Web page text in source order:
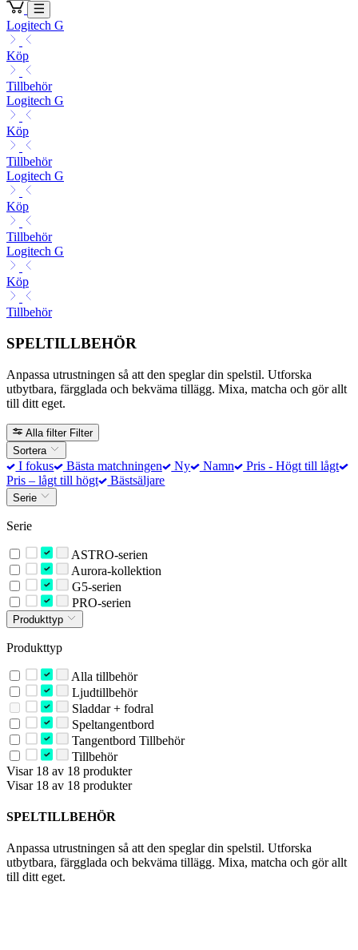
Logitech G
Köp
Tillbehör
Logitech G
Köp
Tillbehör
Logitech G
Köp
Tillbehör
Logitech G
Köp
Tillbehör
SPELTILLBEHÖR
Anpassa utrustningen så att den speglar din spelstil. Utforska
utbytbara, färgglada och bekväma tillägg. Mixa, matcha och gör allt
till ditt eget.
Alla filter Filter
Sortera
I fokus Bästa matchningen Ny Namn
Pris - Högt till lågt
Pris – lågt till högt
Bästsäljare
Serie
Serie
ASTRO-serien
Aurora-kollektion
G5-serien
PRO-serien
Produkttyp
Produkttyp
Alla tillbehör
Ljudtillbehör
Sladdar + fodral
Speltangentbord
Tangentbord Tillbehör
Tillbehör
Visar 18 av 18 produkter
Visar 18 av 18 produkter
SPELTILLBEHÖR
Anpassa utrustningen så att den speglar din spelstil. Utforska
utbytbara, färgglada och bekväma tillägg. Mixa, matcha och gör allt
till ditt eget.